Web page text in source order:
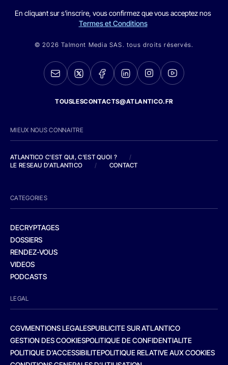
En cliquant sur s'inscrire, vous confirmez que vous acceptez nos
Termes et Conditions
© 2026 Talmont Media SAS. tous droits réservés.
TOUSLESCONTACTS@ATLANTICO.FR
MIEUX NOUS CONNAITRE
ATLANTICO C'EST QUI, C'EST QUOI ?
/
LE RESEAU D'ATLANTICO
/ CONTACT
CATEGORIES
DECRYPTAGES
DOSSIERS
RENDEZ-VOUS
VIDEOS
PODCASTS
LEGAL
CGVMENTIONS LEGALESPUBLICITE SUR ATLANTICO
GESTION DES COOKIESPOLITIQUE DE CONFIDENTIALITE
POLITIQUE D’ACCESSIBILITEPOLITIQUE RELATIVE AUX COOKIES